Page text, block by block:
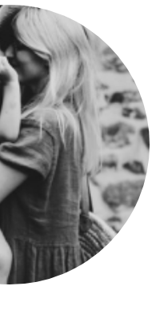
личности